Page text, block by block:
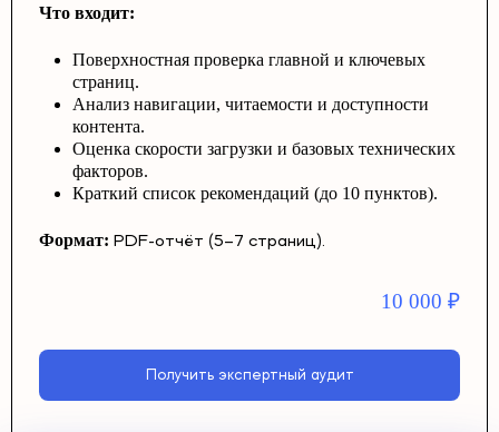
Что входит:
Поверхностная проверка главной и ключевых
страниц.
Анализ навигации, читаемости и доступности
контента.
Оценка скорости загрузки и базовых технических
факторов.
Краткий список рекомендаций (до 10 пунктов).
Формат: PDF-отчёт (5–7 страниц).
10 000 ₽
Получить экспертный аудит